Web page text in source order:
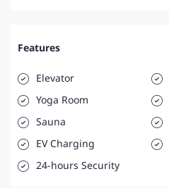
Features
Elevator
Yoga Room
Sauna
EV Charging
24-hours Security